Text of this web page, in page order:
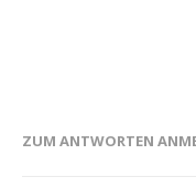
ZUM ANTWORTEN